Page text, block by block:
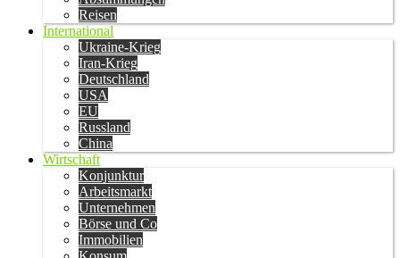
Reisen
International
Ukraine-Krieg
Iran-Krieg
Deutschland
USA
EU
Russland
China
Wirtschaft
Konjunktur
Arbeitsmarkt
Unternehmen
Börse und Co
Immobilien